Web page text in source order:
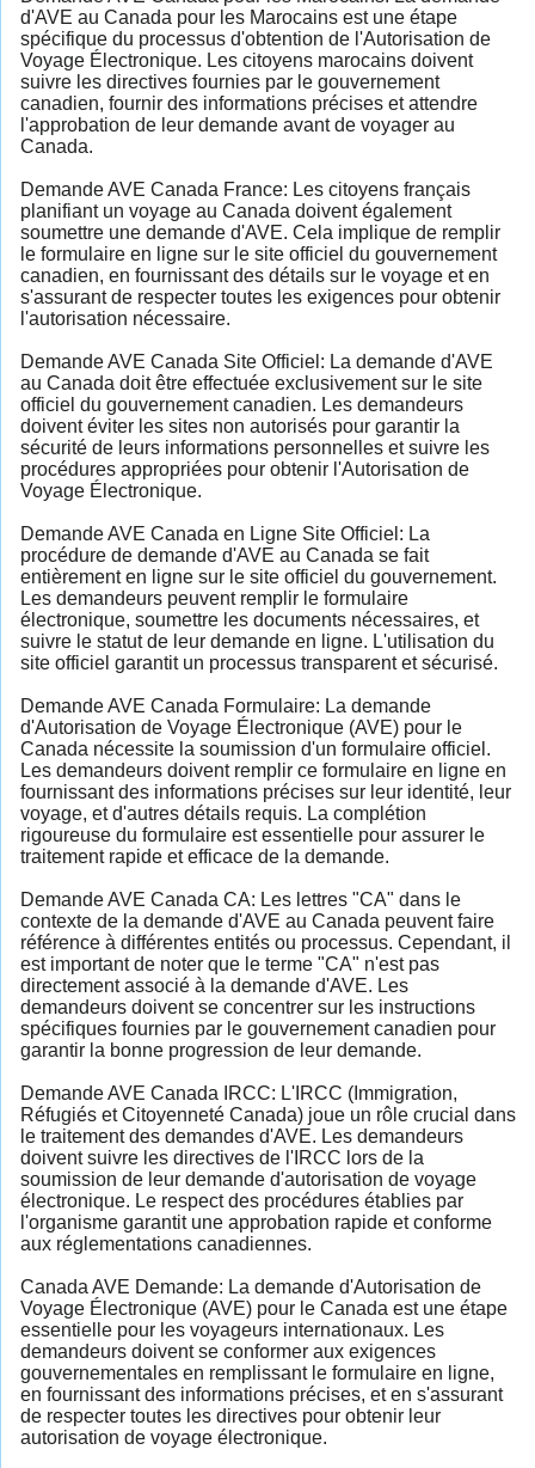
d'AVE au Canada pour les Marocains est une étape
spécifique du processus d'obtention de l'Autorisation de
Voyage Électronique. Les citoyens marocains doivent
suivre les directives fournies par le gouvernement
canadien, fournir des informations précises et attendre
l'approbation de leur demande avant de voyager au
Canada.
Demande AVE Canada France: Les citoyens français
planifiant un voyage au Canada doivent également
soumettre une demande d'AVE. Cela implique de remplir
le formulaire en ligne sur le site officiel du gouvernement
canadien, en fournissant des détails sur le voyage et en
s'assurant de respecter toutes les exigences pour obtenir
l'autorisation nécessaire.
Demande AVE Canada Site Officiel: La demande d'AVE
au Canada doit être effectuée exclusivement sur le site
officiel du gouvernement canadien. Les demandeurs
doivent éviter les sites non autorisés pour garantir la
sécurité de leurs informations personnelles et suivre les
procédures appropriées pour obtenir l'Autorisation de
Voyage Électronique.
Demande AVE Canada en Ligne Site Officiel: La
procédure de demande d'AVE au Canada se fait
entièrement en ligne sur le site officiel du gouvernement.
Les demandeurs peuvent remplir le formulaire
électronique, soumettre les documents nécessaires, et
suivre le statut de leur demande en ligne. L'utilisation du
site officiel garantit un processus transparent et sécurisé.
Demande AVE Canada Formulaire: La demande
d'Autorisation de Voyage Électronique (AVE) pour le
Canada nécessite la soumission d'un formulaire officiel.
Les demandeurs doivent remplir ce formulaire en ligne en
fournissant des informations précises sur leur identité, leur
voyage, et d'autres détails requis. La complétion
rigoureuse du formulaire est essentielle pour assurer le
traitement rapide et efficace de la demande.
Demande AVE Canada CA: Les lettres "CA" dans le
contexte de la demande d'AVE au Canada peuvent faire
référence à différentes entités ou processus. Cependant, il
est important de noter que le terme "CA" n'est pas
directement associé à la demande d'AVE. Les
demandeurs doivent se concentrer sur les instructions
spécifiques fournies par le gouvernement canadien pour
garantir la bonne progression de leur demande.
Demande AVE Canada IRCC: L'IRCC (Immigration,
Réfugiés et Citoyenneté Canada) joue un rôle crucial dans
le traitement des demandes d'AVE. Les demandeurs
doivent suivre les directives de l'IRCC lors de la
soumission de leur demande d'autorisation de voyage
électronique. Le respect des procédures établies par
l'organisme garantit une approbation rapide et conforme
aux réglementations canadiennes.
Canada AVE Demande: La demande d'Autorisation de
Voyage Électronique (AVE) pour le Canada est une étape
essentielle pour les voyageurs internationaux. Les
demandeurs doivent se conformer aux exigences
gouvernementales en remplissant le formulaire en ligne,
en fournissant des informations précises, et en s'assurant
de respecter toutes les directives pour obtenir leur
autorisation de voyage électronique.